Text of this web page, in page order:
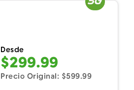
Desde
$299.99
Precio Original: $599.99